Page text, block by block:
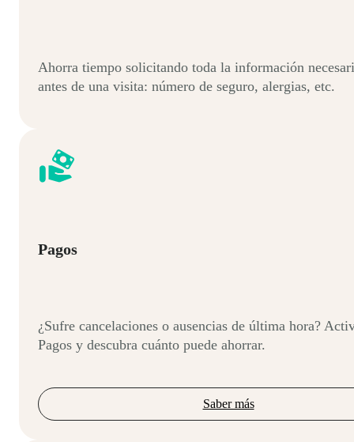
Ahorra tiempo solicitando toda la información
antes de una visita: número de seguro, alergias, etc.
Pagos
¿Sufre cancelaciones o ausencias de última hora?
Pagos y descubra cuánto puede ahorrar.
Saber más